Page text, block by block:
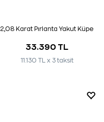
2,08 Karat Pırlanta Yakut Küpe
33.390 TL
11.130 TL x 3 taksit